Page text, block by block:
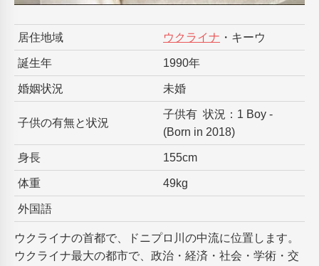
居住地域 ウクライナ ・キーウ
誕生年 1990年
婚姻状況 未婚
子供の有無と状況
子供有 状況：1 Boy -
(Born in 2018)
身長 155cm
体重 49kg
外国語
ウクライナの首都で、ドニプロ川の中流に位置します。
ウクライナ最大の都市で、政治・経済・社会・学術・交